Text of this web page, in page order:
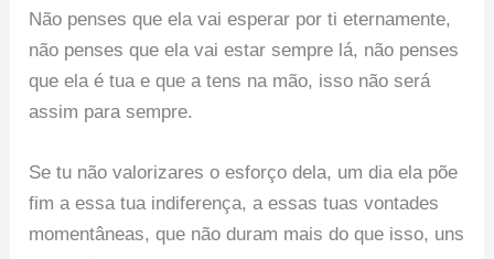
Não penses que ela vai esperar por ti eternamente,
não penses que ela vai estar sempre lá, não penses
que ela é tua e que a tens na mão, isso não será
assim para sempre.
Se tu não valorizares o esforço dela, um dia ela põe
fim a essa tua indiferença, a essas tuas vontades
momentâneas, que não duram mais do que isso, uns